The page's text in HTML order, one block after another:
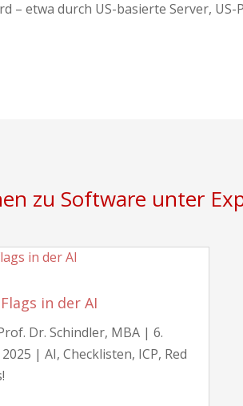
– etwa durch US-basierte Server,
zu Software unter
in der AI
Dr. Schindler, MBA| 6.
| AI, Checklisten, ICP, Red